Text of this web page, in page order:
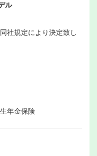
ル
社規定により決定致し
年金保険